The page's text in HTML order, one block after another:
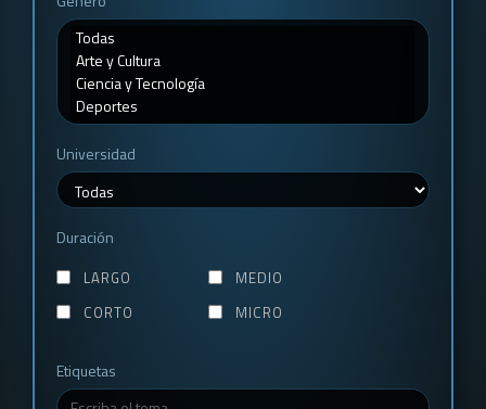
Universidad
Duración
LARGO
MEDIO
CORTO
MICRO
Etiquetas